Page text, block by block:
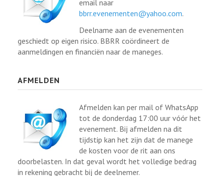
email naar
bbrr.evenementen@yahoo.com.
Deelname aan de evenementen
geschiedt op eigen risico. BBRR coördineert de
aanmeldingen en financiën naar de maneges.
AFMELDEN
Afmelden kan per mail of WhatsApp
tot de donderdag 17:00 uur vóór het
evenement. Bij afmelden na dit
tijdstip kan het zijn dat de manege
de kosten voor de rit aan ons
doorbelasten. In dat geval wordt het volledige bedrag
in rekening gebracht bij de deelnemer.